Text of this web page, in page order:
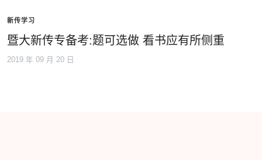
新传学习
暨大新传专备考:题可选做 看书应有所侧重
2019 年 09 月 20 日